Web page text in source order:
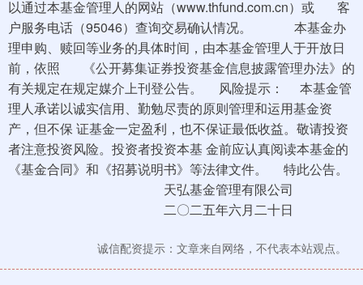
以通过本基金管理人的网站（www.thfund.com.cn）或 客
户服务电话（95046）查询交易确认情况。 本基金办
理申购、赎回等业务的具体时间，由本基金管理人于开放日
前，依照 《公开募集证券投资基金信息披露管理办法》的
有关规定在规定媒介上刊登公告。 风险提示： 本基金管
理人承诺以诚实信用、勤勉尽责的原则管理和运用基金资
产，但不保 证基金一定盈利，也不保证最低收益。敬请投资
者注意投资风险。投资者投资本基 金前应认真阅读本基金的
《基金合同》和《招募说明书》等法律文件。 特此公告。
天弘基金管理有限公司
二〇二五年六月二十日
诚信配资提示：文章来自网络，不代表本站观点。